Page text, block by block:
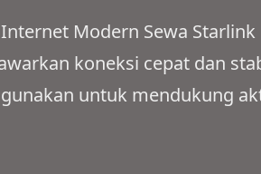
Modern Sewa
koneksi cepat dan
untuk mendukung
yang fleksibel. Selain itu,